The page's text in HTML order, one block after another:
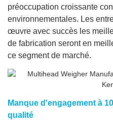
préoccupation croissante
environnementales. Les
œuvre avec succès les
de fabrication seront en
ce segment de marché.
Manque d'engagement à
qualité